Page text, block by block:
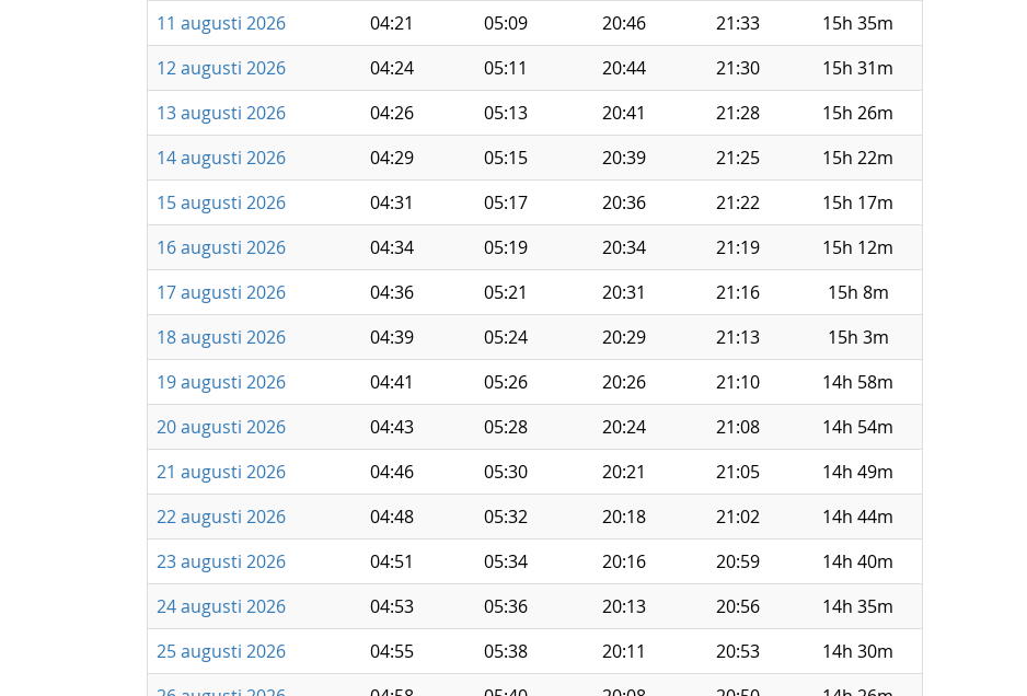
11 augusti 2026
04:21 05:09 20:46 21:33
15h 35m
12 augusti 2026
04:24 05:11 20:44 21:30
15h 31m
13 augusti 2026
04:26 05:13 20:41 21:28
15h 26m
14 augusti 2026
04:29 05:15 20:39 21:25
15h 22m
15 augusti 2026
04:31 05:17 20:36 21:22
15h 17m
16 augusti 2026
04:34 05:19 20:34 21:19
15h 12m
17 augusti 2026
04:36 05:21 20:31 21:16
15h 8m
18 augusti 2026
04:39 05:24 20:29 21:13
15h 3m
19 augusti 2026
04:41 05:26 20:26 21:10
14h 58m
20 augusti 2026
04:43 05:28 20:24 21:08
14h 54m
21 augusti 2026
04:46 05:30 20:21 21:05
14h 49m
22 augusti 2026
04:48 05:32 20:18 21:02
14h 44m
23 augusti 2026
04:51 05:34 20:16 20:59
14h 40m
24 augusti 2026
04:53 05:36 20:13 20:56
14h 35m
25 augusti 2026
04:55 05:38 20:11 20:53
14h 30m